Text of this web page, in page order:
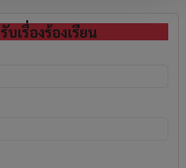
รับเรื่องร้องเรียน